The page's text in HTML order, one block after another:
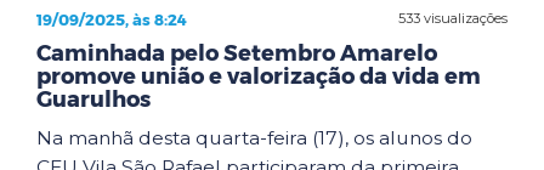
533 visualizações
19/09/2025, às 8:24
Caminhada pelo Setembro Amarelo
promove união e valorização da vida em
Guarulhos
Na manhã desta quarta-feira (17), os alunos do